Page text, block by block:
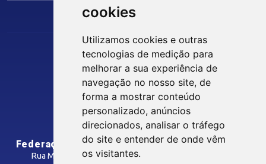
cookies
Utilizamos cookies e outras
tecnologias de medição para
melhorar a sua experiência de
navegação no nosso site, de
forma a mostrar conteúdo
personalizado, anúncios
direcionados, analisar o tráfego
do site e entender de onde vêm
os visitantes.
Núcleo de Acesso ao Crédito
Centro Internacional de Negócios -
CONTRIBUIÇÃO SINDICAL
SINDICATOS FILIADOS
Siga nossas Redes Sociais
INTRANET
Federação das Indústrias do Estado da Paraíba
Rua Manoel Gonçalves Guimarães, 195 - José Pinheiro